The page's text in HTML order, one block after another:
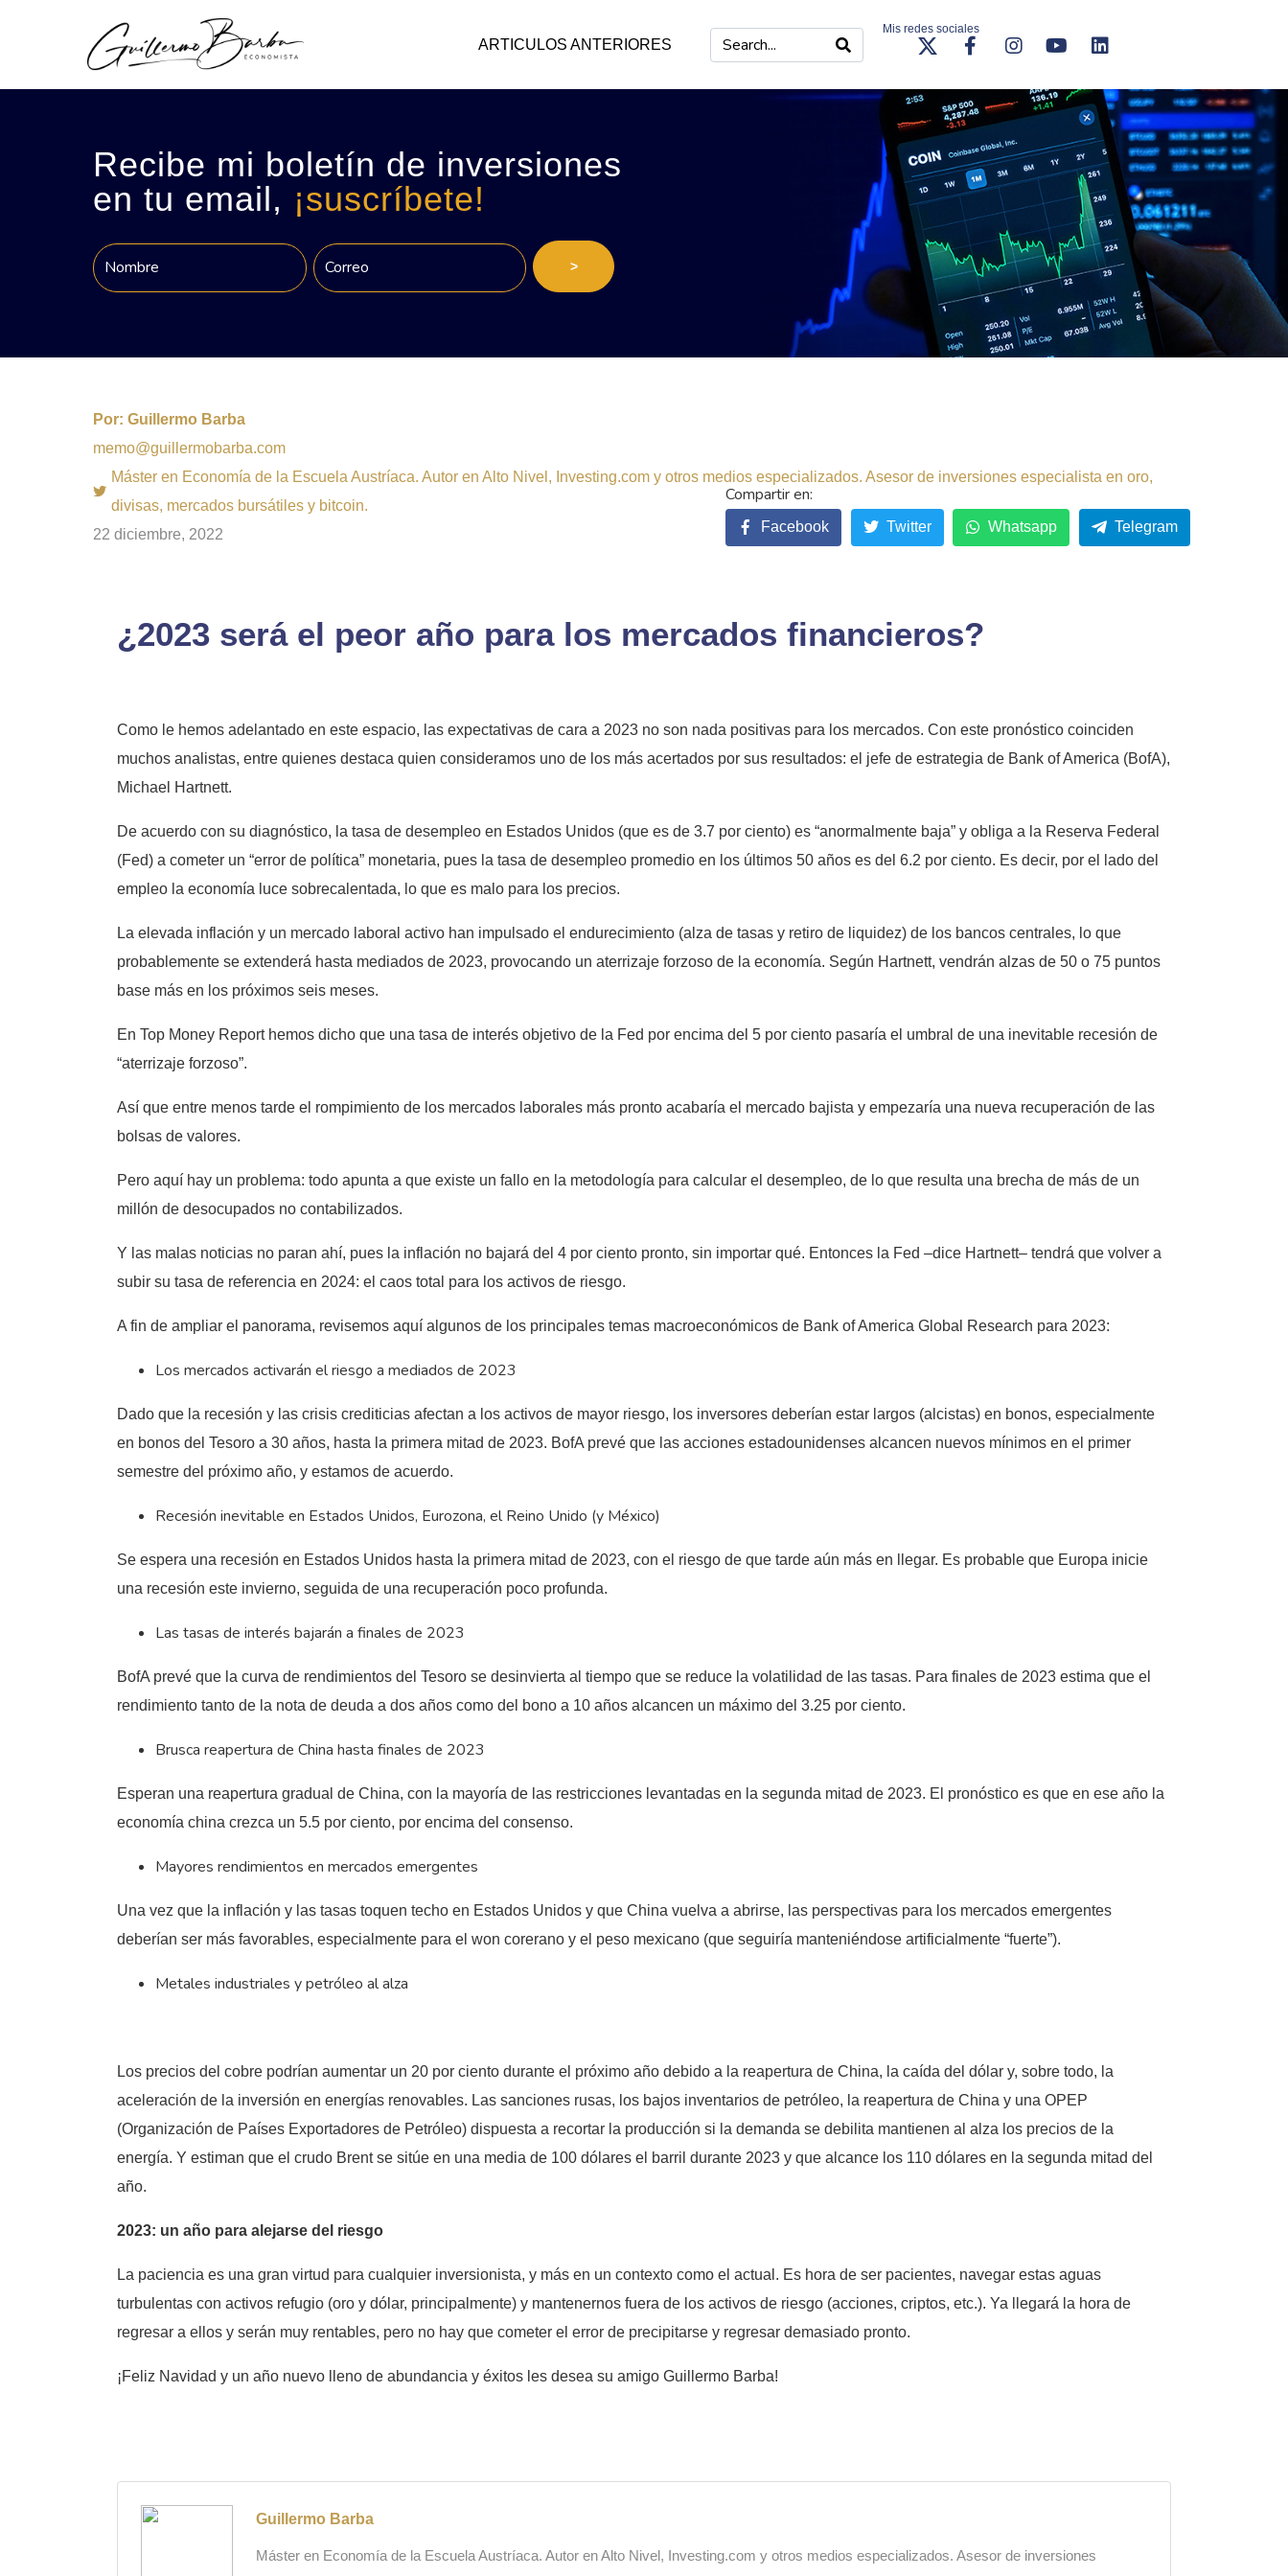
ARTICULOS ANTERIORES
Mis redes sociales
Recibe mi boletín de inversiones
en tu email, ¡suscríbete!
>
Por: Guillermo Barba
memo@guillermobarba.com
Máster en Economía de la Escuela Austríaca. Autor en Alto Nivel, Investing.com y otros medios especializados. Asesor de inversiones especialista en oro,
divisas, mercados bursátiles y bitcoin.
22 diciembre, 2022
¿2023 será el peor año para los mercados financieros?
Como le hemos adelantado en este espacio, las expectativas de cara a 2023 no son nada positivas para los mercados. Con este pronóstico coinciden
muchos analistas, entre quienes destaca quien consideramos uno de los más acertados por sus resultados: el jefe de estrategia de Bank of America (BofA),
Michael Hartnett.
De acuerdo con su diagnóstico, la tasa de desempleo en Estados Unidos (que es de 3.7 por ciento) es “anormalmente baja” y obliga a la Reserva Federal
(Fed) a cometer un “error de política” monetaria, pues la tasa de desempleo promedio en los últimos 50 años es del 6.2 por ciento. Es decir, por el lado del
empleo la economía luce sobrecalentada, lo que es malo para los precios.
La elevada inflación y un mercado laboral activo han impulsado el endurecimiento (alza de tasas y retiro de liquidez) de los bancos centrales, lo que
probablemente se extenderá hasta mediados de 2023, provocando un aterrizaje forzoso de la economía. Según Hartnett, vendrán alzas de 50 o 75 puntos
base más en los próximos seis meses.
En Top Money Report hemos dicho que una tasa de interés objetivo de la Fed por encima del 5 por ciento pasaría el umbral de una inevitable recesión de
“aterrizaje forzoso”.
Así que entre menos tarde el rompimiento de los mercados laborales más pronto acabaría el mercado bajista y empezaría una nueva recuperación de las
bolsas de valores.
Pero aquí hay un problema: todo apunta a que existe un fallo en la metodología para calcular el desempleo, de lo que resulta una brecha de más de un
millón de desocupados no contabilizados.
Y las malas noticias no paran ahí, pues la inflación no bajará del 4 por ciento pronto, sin importar qué. Entonces la Fed –dice Hartnett– tendrá que volver a
subir su tasa de referencia en 2024: el caos total para los activos de riesgo.
A fin de ampliar el panorama, revisemos aquí algunos de los principales temas macroeconómicos de Bank of America Global Research para 2023:
Los mercados activarán el riesgo a mediados de 2023
Dado que la recesión y las crisis crediticias afectan a los activos de mayor riesgo, los inversores deberían estar largos (alcistas) en bonos, especialmente
en bonos del Tesoro a 30 años, hasta la primera mitad de 2023. BofA prevé que las acciones estadounidenses alcancen nuevos mínimos en el primer
semestre del próximo año, y estamos de acuerdo.
Recesión inevitable en Estados Unidos, Eurozona, el Reino Unido (y México)
Se espera una recesión en Estados Unidos hasta la primera mitad de 2023, con el riesgo de que tarde aún más en llegar. Es probable que Europa inicie
una recesión este invierno, seguida de una recuperación poco profunda.
Las tasas de interés bajarán a finales de 2023
BofA prevé que la curva de rendimientos del Tesoro se desinvierta al tiempo que se reduce la volatilidad de las tasas. Para finales de 2023 estima que el
rendimiento tanto de la nota de deuda a dos años como del bono a 10 años alcancen un máximo del 3.25 por ciento.
Brusca reapertura de China hasta finales de 2023
Esperan una reapertura gradual de China, con la mayoría de las restricciones levantadas en la segunda mitad de 2023. El pronóstico es que en ese año la
economía china crezca un 5.5 por ciento, por encima del consenso.
Mayores rendimientos en mercados emergentes
Una vez que la inflación y las tasas toquen techo en Estados Unidos y que China vuelva a abrirse, las perspectivas para los mercados emergentes
deberían ser más favorables, especialmente para el won corerano y el peso mexicano (que seguiría manteniéndose artificialmente “fuerte”).
Metales industriales y petróleo al alza
Los precios del cobre podrían aumentar un 20 por ciento durante el próximo año debido a la reapertura de China, la caída del dólar y, sobre todo, la
aceleración de la inversión en energías renovables. Las sanciones rusas, los bajos inventarios de petróleo, la reapertura de China y una OPEP
(Organización de Países Exportadores de Petróleo) dispuesta a recortar la producción si la demanda se debilita mantienen al alza los precios de la
energía. Y estiman que el crudo Brent se sitúe en una media de 100 dólares el barril durante 2023 y que alcance los 110 dólares en la segunda mitad del
año.
2023: un año para alejarse del riesgo
La paciencia es una gran virtud para cualquier inversionista, y más en un contexto como el actual. Es hora de ser pacientes, navegar estas aguas
turbulentas con activos refugio (oro y dólar, principalmente) y mantenernos fuera de los activos de riesgo (acciones, criptos, etc.). Ya llegará la hora de
regresar a ellos y serán muy rentables, pero no hay que cometer el error de precipitarse y regresar demasiado pronto.
¡Feliz Navidad y un año nuevo lleno de abundancia y éxitos les desea su amigo Guillermo Barba!
Facebook Twitter Whatsapp Telegram
Guillermo Barba
Máster en Economía de la Escuela Austríaca. Autor en Alto Nivel, Investing.com y otros medios especializados. Asesor de inversiones